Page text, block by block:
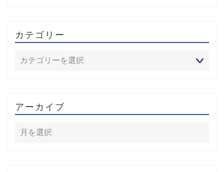
カテゴリー
アーカイブ